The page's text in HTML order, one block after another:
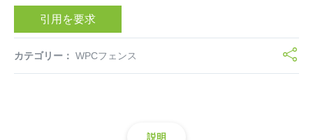
引用を要求
カテゴリー： WPCフェンス
説明